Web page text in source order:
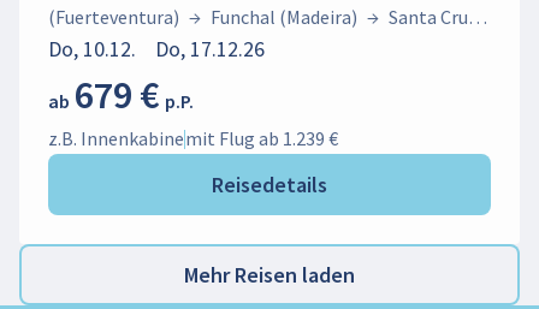
(Fuerteventura) → Funchal (Madeira) → Santa Cruz
(La Palma)
→ Santa Cruz (Teneriffa)
(Gran Canaria)
Do, 10.12. Do, 17.12.26
ab 679 € p.P.
z.B. Innenkabinemit Flug ab 1.239 €
Reisedetails
Mehr Reisen laden